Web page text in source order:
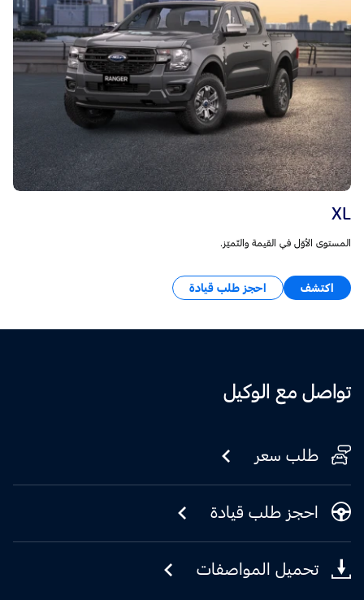
XL
المستوى الأوّل في القيمة والتّميّز.
اكتشف احجز طلب قيادة
تواصل مع الوكيل
طلب سعر
احجز طلب قيادة
تحميل المواصفات